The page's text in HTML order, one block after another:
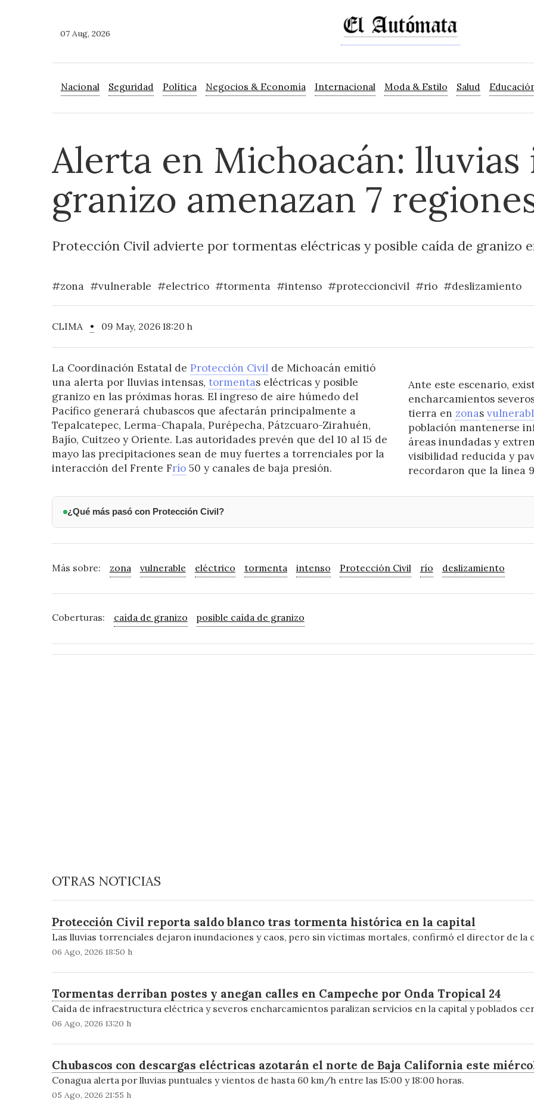
07 Aug, 2026
Nacional Seguridad Política Negocios & Economía Internacional Moda & Estilo Salud
Alerta en Michoacán: lluvias
granizo amenazan 7
Protección Civil advierte por tormentas eléctricas y posible caída de granizo
#zona #vulnerable #electrico #tormenta #intenso #proteccioncivil #rio #deslizamiento
CLIMA • 09 May, 2026 18:20 h
La Coordinación Estatal de Protección Civilde Michoacán emitió
una alerta por lluvias intensas, tormentas eléctricas y posible
granizo en las próximas horas. El ingreso de aire húmedo del
Pacífico generará chubascos que afectarán principalmente a
Tepalcatepec, Lerma-Chapala, Purépecha, Pátzcuaro-Zirahuén,
Bajío, Cuitzeo y Oriente. Las autoridades prevén que del 10 al 15 de
mayo las precipitaciones sean de muy fuertes a torrenciales por la
interacción del Frente Frío50 y canales de baja presión.
Ante este escenario,
encharcamientos
tierra en zonas
población mantenerse
áreas inundadas y
visibilidad reducida y
recordaron que la línea
¿Qué más pasó con Protección Civil?
Más sobre: zona vulnerable eléctrico tormenta intenso Protección Civil río deslizamiento
Coberturas: caída de granizo posible caída de granizo
OTRAS NOTICIAS
Protección Civil reporta saldo blanco tras tormenta histórica en la capital
Las lluvias torrenciales dejaron inundaciones y caos, pero sin víctimas mortales, confirmó el director de la
06 Ago, 2026 18:50 h
Tormentas derriban postes y anegan calles en Campeche por Onda Tropical 24
Caída de infraestructura eléctrica y severos encharcamientos paralizan servicios en la capital y poblados
06 Ago, 2026 13:20 h
Chubascos con descargas eléctricas azotarán el norte de Baja California este
Conagua alerta por lluvias puntuales y vientos de hasta 60 km/h entre las 15:00 y 18:00 horas.
05 Ago, 2026 21:55 h